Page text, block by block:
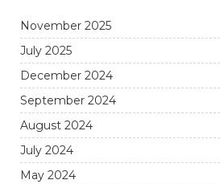
November 2025
July 2025
December 2024
September 2024
August 2024
July 2024
May 2024